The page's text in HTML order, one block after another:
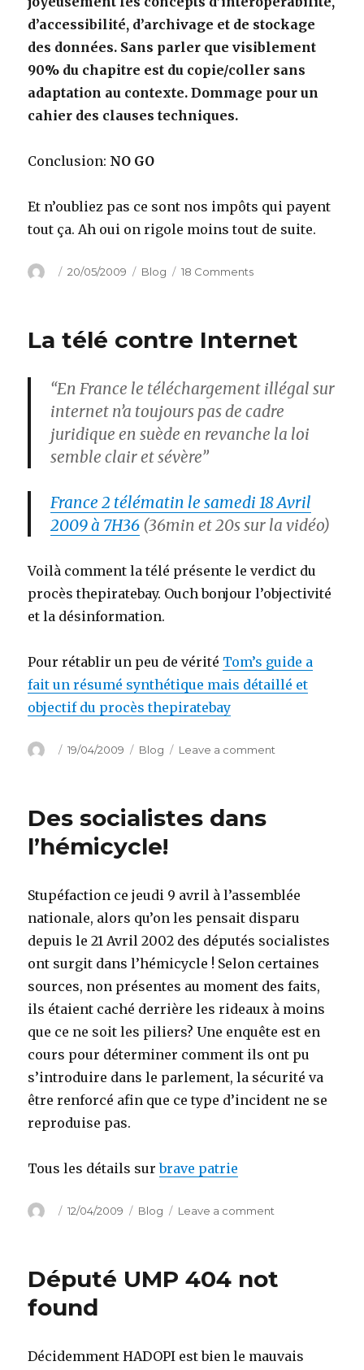
d’accessibilité, d’archivage et de stockage
des données. Sans parler que visiblement
90% du chapitre est du copie/coller sans
adaptation au contexte. Dommage pour un
cahier des clauses techniques.
Conclusion: NO GO
Et n’oubliez pas ce sont nos impôts qui payent
tout ça. Ah oui on rigole moins tout de suite.
Author
Posted
20/05/2009 Categories
Blog 18 Commentson
charges
La télé contre Internet
“En France le téléchargement illégal sur
internet n’a toujours pas de cadre
juridique en suède en revanche la loi
semble clair et sévère”
France 2 télématin le samedi 18 Avril
2009 à 7H36 (36min et 20s sur la vidéo)
Voilà comment la télé présente le verdict du
procès thepiratebay. Ouch bonjour l’objectivité
et la désinformation.
Pour rétablir un peu de vérité Tom’s guide a
fait un résumé synthétique mais détaillé et
objectif du procès thepiratebay
Author
Posted
19/04/2009 Categories
Blog Leave a comment
Des socialistes dans
l’hémicycle!
Stupéfaction ce jeudi 9 avril à l’assemblée
nationale, alors qu’on les pensait disparu
depuis le 21 Avril 2002 des députés socialistes
ont surgit dans l’hémicycle ! Selon certaines
sources, non présentes au moment des faits,
ils étaient caché derrière les rideaux à moins
que ce ne soit les piliers? Une enquête est en
cours pour déterminer comment ils ont pu
s’introduire dans le parlement, la sécurité va
être renforcé afin que ce type d’incident ne se
reproduise pas.
Tous les détails surbrave patrie
Author
Posted
12/04/2009 Categories
Blog Leave a comment
l’hémicycle!
Député UMP 404 not
found
Décidemment HADOPI est bien le mauvais